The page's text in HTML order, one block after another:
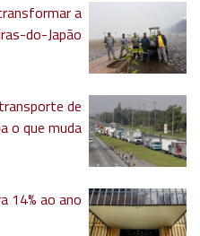
a
do-Japão
de
o que muda
14% ao ano